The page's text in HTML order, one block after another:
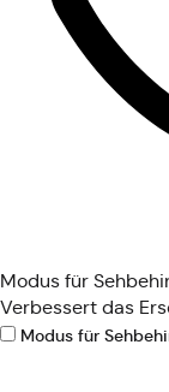
Modus für
Verbessert das
Modus für